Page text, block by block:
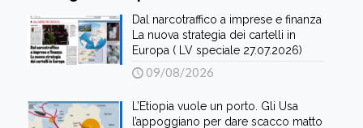
Dal narcotraffico a imprese e finanza
La nuova strategia dei cartelli in
Europa ( LV speciale 27.07.2026)
09/08/2026
L’Etiopia vuole un porto. Gli Usa
l’appoggiano per dare scacco matto